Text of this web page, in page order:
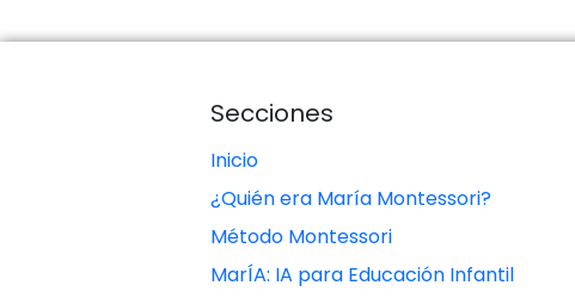
Secciones
Inicio
¿Quién era María Montessori?
Método Montessori
MarÍA: IA para Educación Infantil